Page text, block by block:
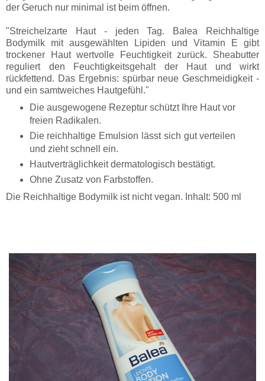
der Geruch nur minimal ist beim öffnen.
"Streichelzarte Haut - jeden Tag. Balea Reichhaltige
Bodymilk mit ausgewählten Lipiden und Vitamin E gibt
trockener Haut wertvolle Feuchtigkeit zurück. Sheabutter
reguliert den Feuchtigkeitsgehalt der Haut und wirkt
rückfettend. Das Ergebnis: spürbar neue Geschmeidigkeit -
und ein samtweiches Hautgefühl."
Die ausgewogene Rezeptur schützt Ihre Haut vor
freien Radikalen.
Die reichhaltige Emulsion lässt sich gut verteilen
und zieht schnell ein.
Hautverträglichkeit dermatologisch bestätigt.
Ohne Zusatz von Farbstoffen.
Die Reichhaltige Bodymilk ist nicht vegan. Inhalt: 500 ml